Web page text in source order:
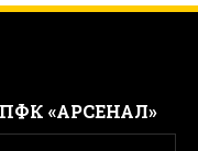
«АРСЕНАЛ»